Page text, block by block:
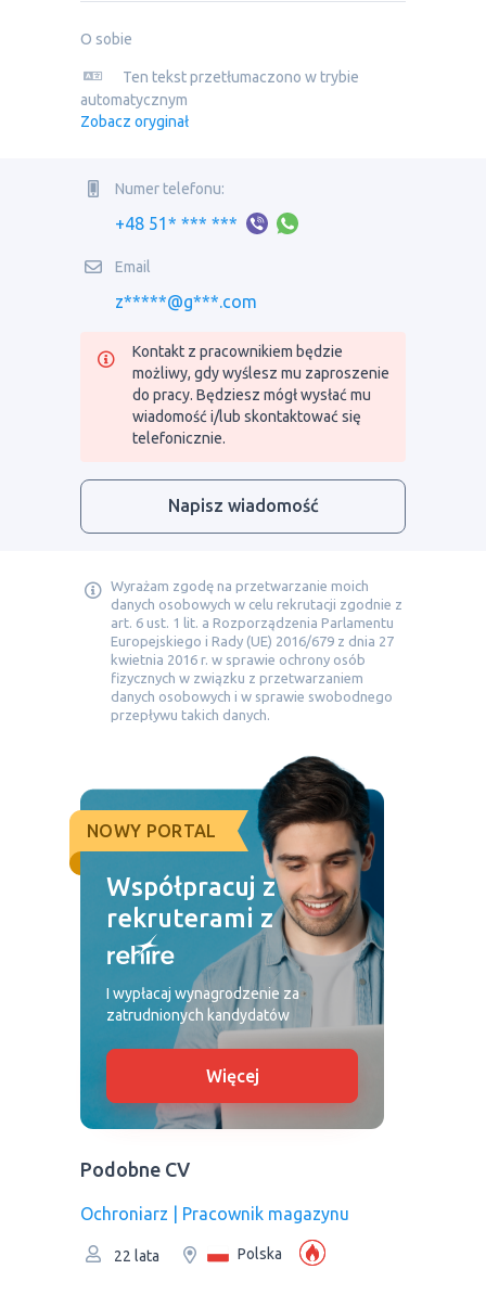
O sobie
Ten tekst przetłumaczono w trybie
automatycznym
Zobacz oryginał
Numer telefonu:
+48 51* *** ***
Email
z*****@g***.com
Kontakt z pracownikiem będzie
możliwy, gdy wyślesz mu zaproszenie
do pracy. Będziesz mógł wysłać mu
wiadomość i/lub skontaktować się
telefonicznie.
Napisz wiadomość
Wyrażam zgodę na przetwarzanie moich
danych osobowych w celu rekrutacji zgodnie z
art. 6 ust. 1 lit. a Rozporządzenia Parlamentu
Europejskiego i Rady (UE) 2016/679 z dnia 27
kwietnia 2016 r. w sprawie ochrony osób
fizycznych w związku z przetwarzaniem
danych osobowych i w sprawie swobodnego
przepływu takich danych.
NOWY PORTAL
Współpracuj z
rekruterami z
I wypłacaj wynagrodzenie za
zatrudnionych kandydatów
Więcej
Podobne CV
Ochroniarz | Рracownik magazynu
22 lata Polska